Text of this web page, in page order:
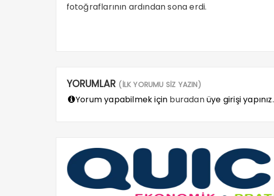
fotoğraflarının ardından sona erdi.
YORUMLAR (İLK YORUMU SİZ YAZIN)
Yorum yapabilmek için buradanüye girişi yapınız.